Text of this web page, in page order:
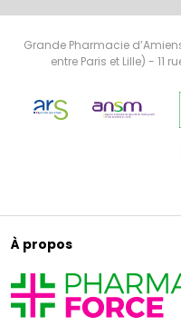
Grande Pharmacie
entre Paris et Lille) - 11
À propos